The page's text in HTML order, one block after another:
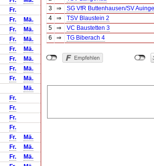
Fr.
Fr.
Mä.
Fr.
Mä.
Fr.
Mä.
Fr.
Mä.
Fr.
Mä.
Fr.
Mä.
Fr.
Mä.
Mä.
Fr.
Fr.
Fr.
Fr.
Fr.
Mä.
Fr.
Mä.
Fr.
Mä.
3
⇒
SG VfR Buttenhausen/SV
4
⇒
TSV Blaustein 2
5
⇒
VC Baustetten 3
6
⇒ TG Biberach 4